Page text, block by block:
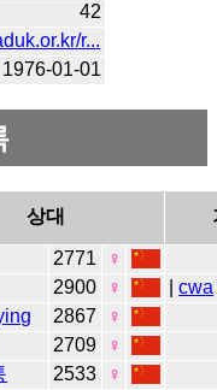
42
r...
1976-01-01
상대
2771
♀
2900 ♀ |cwa
2867
♀
2709
♀
2533
♀